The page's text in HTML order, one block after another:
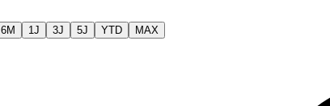
6M 1J 3J 5J YTD MAX